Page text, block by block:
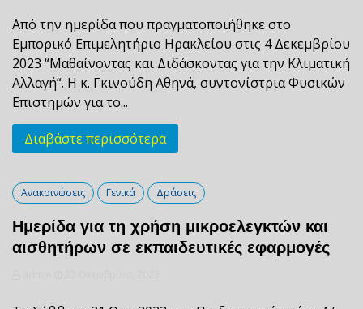
Από την ημερίδα που πραγματοποιήθηκε στο
Εμπορικό Eπιμελητήριο Ηρακλείου στις 4 Δεκεμβρίου
2023 “Μαθαίνοντας και Διδάσκοντας για την Κλιματική
Αλλαγή“. H κ. Γκινούδη Αθηνά, συντονίστρια Φυσικών
Επιστημών για το...
Διαβάστε περισσότερα
Ανακοινώσεις Γενικά Δράσεις
Ημερίδα για τη χρήση μικροελεγκτών και
αισθητήρων σε εκπαιδευτικές εφαρμογές